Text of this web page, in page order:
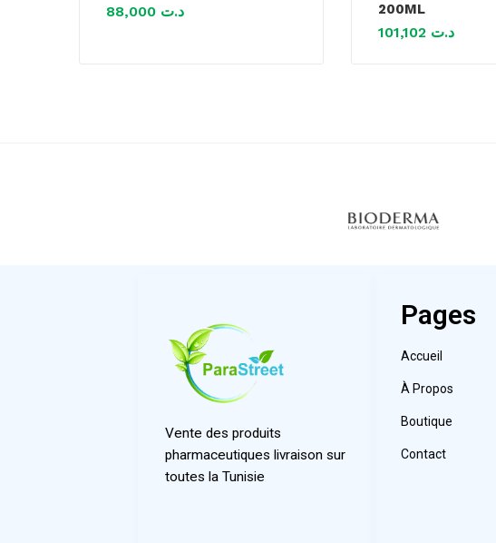
د.ت
200ML
د.ت
Vente des produits
pharmaceutiques livraison sur
toutes la Tunisie
Pages
Accueil
À Propos
Boutique
Contact